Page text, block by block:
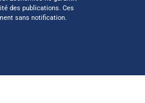
des publications. Ces
sans notification.